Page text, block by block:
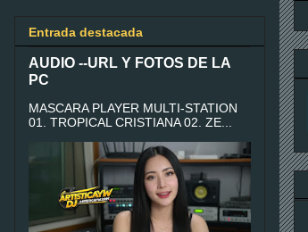
Entrada destacada
AUDIO --URL Y FOTOS DE LA
PC
MASCARA PLAYER MULTI-STATION
01. TROPICAL CRISTIANA 02. ZE...